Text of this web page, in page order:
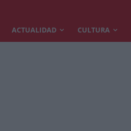
ACTUALIDAD CULTURA